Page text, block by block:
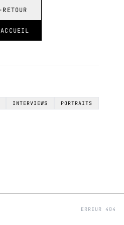
RETOUR
ACCUEIL
INTERVIEWS PORTRAITS
ERREUR 404